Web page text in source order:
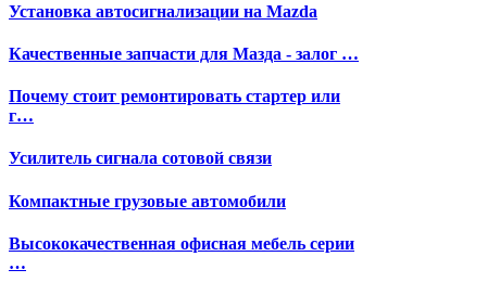
Установка автосигнализации на Mazda
Качественные запчасти для Мазда - залог …
Почему стоит ремонтировать стартер или
г…
Усилитель сигнала сотовой связи
Компактные грузовые автомобили
Высококачественная офисная мебель серии
…